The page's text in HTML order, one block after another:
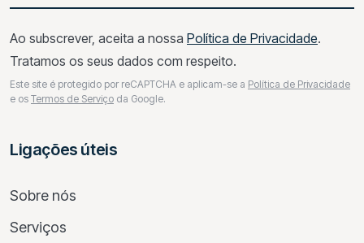
Ao subscrever, aceita a nossa Política de Privacidade.
Tratamos os seus dados com respeito.
Este site é protegido por reCAPTCHA e aplicam-se a Política de Privacidade
e os Termos de Serviço da Google.
Ligações úteis
Sobre nós
Serviços